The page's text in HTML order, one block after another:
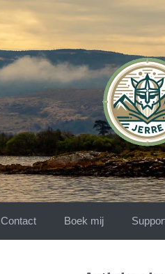
Contact Boek mij